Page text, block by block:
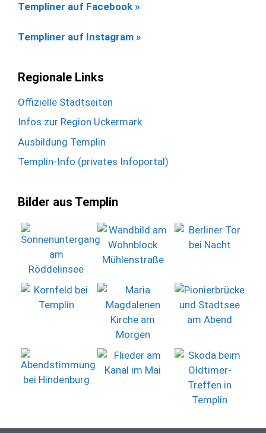
Templiner auf Facebook »
Templiner auf Instagram »
Regionale Links
Offizielle Stadtseiten
Infos zur Region Uckermark
Ausbildung Templin
Templin-Info (privates Infoportal)
Bilder aus Templin